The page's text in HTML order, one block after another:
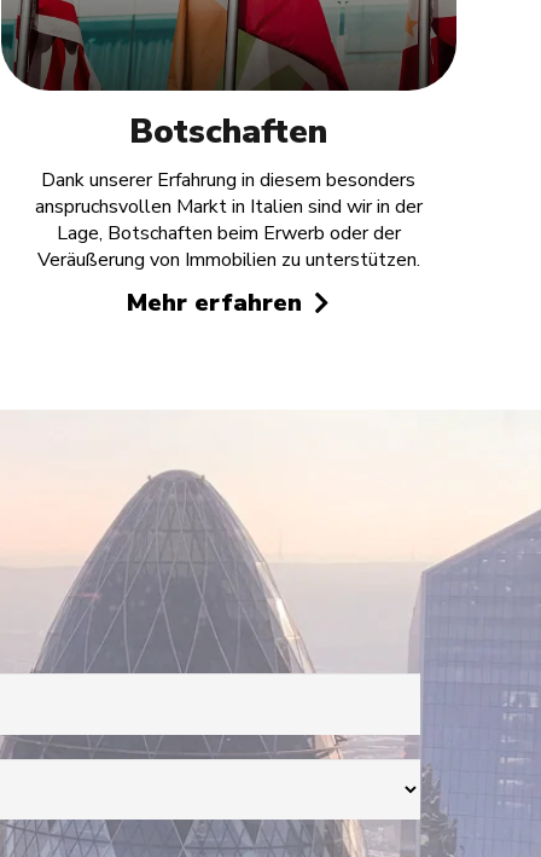
Botschaften
Dank unserer Erfahrung in diesem besonders
anspruchsvollen Markt in Italien sind wir in der
Lage, Botschaften beim Erwerb oder der
Veräußerung von Immobilien zu unterstützen.
Mehr erfahren